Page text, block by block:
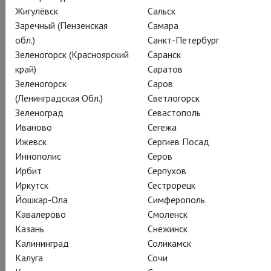
Безумный Ангел
Пиноккио
Pinocchio
Киноверсия спектакля Электротеатра
Станиславский «Пиноккио», лауреата
Национальной премии «Золотая Маска»-2021
Фильм сделан на основе двух спектаклей Бориса
Юхананова «Пиноккио. Лес» и «Пиноккио. Театр»,
поставленных в Электротеатре Станиславский по пьесе
Андрея Вишневского «Безумный ангел Пиноккио», в
которых сказка превращается в философское фэнтези.
Жигулёвск
Заречный (Пензенская
обл.)
Зеленогорск (Красноярский
край)
Зеленогорск
(Ленинградская Обл.)
Зеленоград
Иваново
Ижевск
Иннополис
Ирбит
Иркутск
Йошкар-Ола
Кавалерово
Казань
Калининград
Калуга
Сальск
Самара
Санкт-Петербург
Саранск
Саратов
Саров
Светлогорск
Севастополь
Сегежа
Сергиев Посад
Серов
Серпухов
Сестрорецк
Симферополь
Смоленск
Снежинск
Соликамск
Сочи